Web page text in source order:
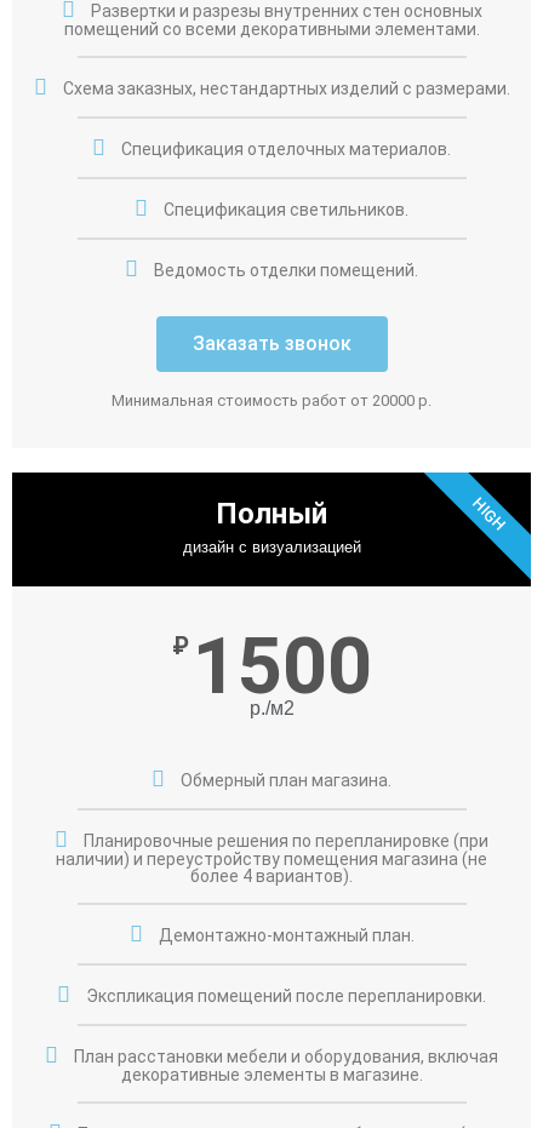
Развертки и разрезы внутренних стен основных
помещений со всеми декоративными элементами.
Схема заказных, нестандартных изделий с размерами.
Спецификация отделочных материалов.
Спецификация светильников.
Ведомость отделки помещений.
Заказать звонок
Минимальная стоимость работ от 20000 р.
Полный
дизайн с визуализацией
₽ 1500
р./м2
Обмерный план магазина.
Планировочные решения по перепланировке (при
наличии) и переустройству помещения магазина (не
более 4 вариантов).
Демонтажно-монтажный план.
Экспликация помещений после перепланировки.
План расстановки мебели и оборудования, включая
декоративные элементы в магазине.
HIGH